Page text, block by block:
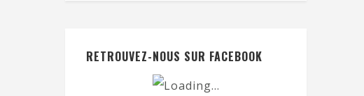
RETROUVEZ-NOUS SUR FACEBOOK